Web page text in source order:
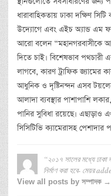
ধারাবাহিকতায় ঢাকা দক্ষিণ
উদ্যোগে এবং এইচ অ্যান্ড এম
আরো বলেন “মহানগরবাসীকে
দিতে চাই। বিশেষভাব
লাগবে, কারণ ট্রাফিক জ্যামের
আধুনিক ও দৃষ্টিনন্দন এসব
আলাদা ব্যবস্থার পাশাপাশি
পানির সুবিধা রয়েছে।
সিসিটিভি ক্যামেরাসহ পেশাদার
“২০১৭ সালের মধ্যে ঢাকা
নির্মাণ করা হবে- মেয়র
View all posts by সম্পাদক →